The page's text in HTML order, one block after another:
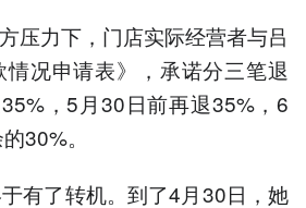
压力下，门店实际经营者与吕
况申请表》，承诺分三笔退
，5月30日前再退35%，6
30%。
有了转机。到了4月30日，她